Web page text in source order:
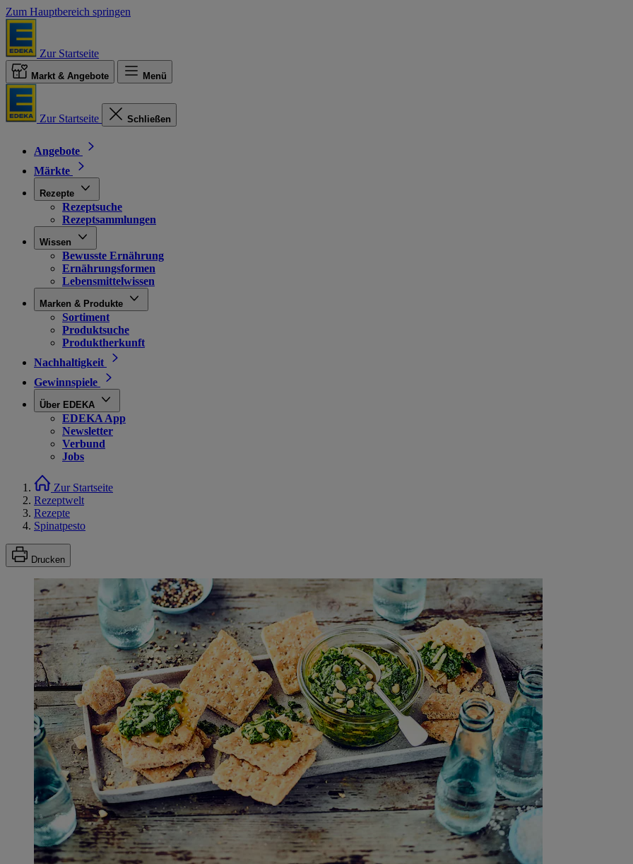
Zum Hauptbereich springen
Zur Startseite
Markt & Angebote Menü
Zur Startseite Schließen
Angebote
Märkte
Rezepte
Rezeptsuche
Rezeptsammlungen
Wissen
Bewusste Ernährung
Ernährungsformen
Lebensmittelwissen
Marken & Produkte
Sortiment
Produktsuche
Produktherkunft
Nachhaltigkeit
Gewinnspiele
Über EDEKA
EDEKA App
Newsletter
Verbund
Jobs
Zur Startseite
Rezeptwelt
Rezepte
Spinatpesto
Drucken